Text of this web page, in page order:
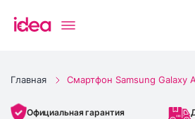
Главная Смартфон Samsung Galaxy
Официальная гарантия